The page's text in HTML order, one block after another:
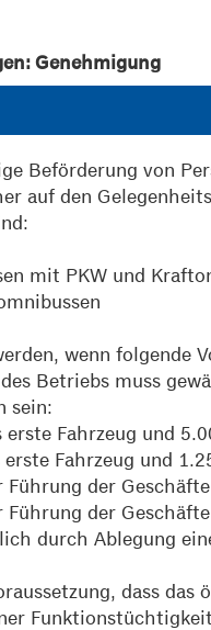
Genehmigung
Beförderung von
auf den
mit PKW und
wenn folgende
Betriebs muss
sein:
Fahrzeug und
Fahrzeug und
der
der
durch Ablegung
dass